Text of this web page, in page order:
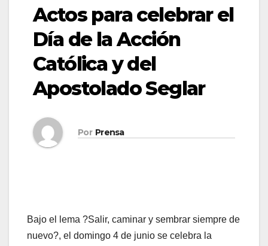
Actos para celebrar el
Día de la Acción
Católica y del
Apostolado Seglar
Por Prensa
Bajo el lema ?Salir, caminar y sembrar siempre de
nuevo?, el domingo 4 de junio se celebra la